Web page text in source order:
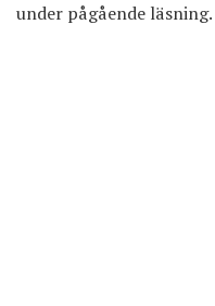
under pågående läsning.